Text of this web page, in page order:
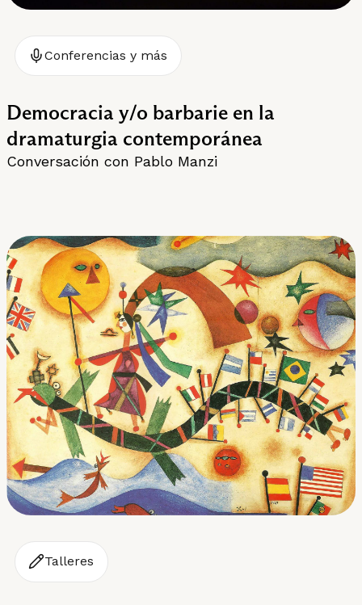
Conferencias y más
Democracia y/o barbarie en la
dramaturgia contemporánea
Conversación con Pablo Manzi
Talleres